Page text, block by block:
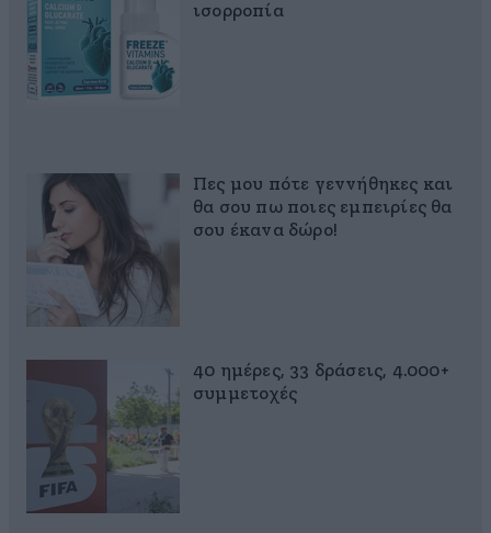
ισορροπία
Πες μου πότε γεννήθηκες και
θα σου πω ποιες εμπειρίες θα
σου έκανα δώρο!
40 ημέρες, 33 δράσεις, 4.000+
συμμετοχές